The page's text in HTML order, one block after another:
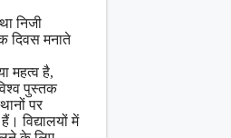
निजी
दिवस मनाते
महत्व है,
पुस्तक
पर
विद्यालयों में